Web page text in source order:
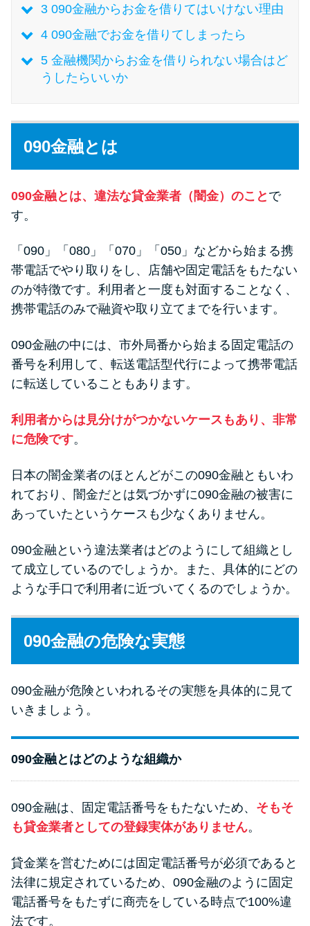
は解決しないと危険な理由と対
処法3つ
家賃払えないが強制退去は避け
街金とは？絶対審査通る？借金
い理由
やシステムをカードローンと比
較
未成年でもお金を借りられる？
る？
へのバレにくさや将来への影響
ソフト闇金とは？悪質な手口に
は要注意！
てはいけない理由と借りた場合
の対処法
申し込みブラックとは?判断の目
安や審査に通らない理由
は？3つの判断基準と工面法
アコムはブラックでも審査に通
る？ 自分がブラックか確かめる
アコムとレイクどっちがいい
の？ カードローンの選び方を徹
底解説！
プロミスの返済方法を徹底解
3090金融からお金を借りてはいけない理由
4090金融でお金を借りてしまったら
5金融機関からお金を借りられない場合はど
うしたらいいか
090金融とは
090金融とは、違法な貸金業者（闇金）のこと で
す。
「090」「080」「070」「050」などから始まる携
帯電話でやり取りをし、店舗や固定電話をもたない
のが特徴です。利用者と一度も対面することなく、
携帯電話のみで融資や取り立てまでを行います。
090金融の中には、市外局番から始まる固定電話の
番号を利用して、転送電話型代行によって携帯電話
に転送していることもあります。
利用者からは見分けがつかないケースもあり、非常
に危険です。
日本の闇金業者のほとんどがこの090金融ともいわ
れており、闇金だとは気づかずに090金融の被害に
あっていたというケースも少なくありません。
090金融という違法業者はどのようにして組織とし
て成立しているのでしょうか。また、具体的にどの
ような手口で利用者に近づいてくるのでしょうか。
090金融の危険な実態
090金融が危険といわれるその実態を具体的に見て
いきましょう。
090金融とはどのような組織か
090金融は、固定電話番号をもたないため、 そもそ
も貸金業者としての登録実体がありません。
貸金業を営むためには固定電話番号が必須であると
法律に規定されているため、090金融のように固定
電話番号をもたずに商売をしている時点で100%違
法です。